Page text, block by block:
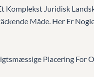
Komplekst Juridisk
Måde. Her Er
Placering For